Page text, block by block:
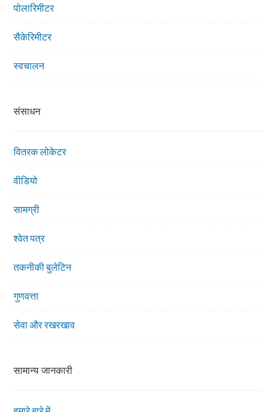
पोलारिमीटर
सैकेरिमीटर
स्वचालन
संसाधन
वितरक लोकेटर
वीडियो
सामग्री
श्वेत पत्र
तकनीकी बुलेटिन
गुणवत्ता
सेवा और रखरखाव
सामान्य जानकारी